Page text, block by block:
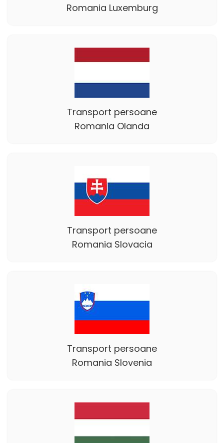
Romania Luxemburg
Transport persoane
Romania Olanda
Transport persoane
Romania Slovacia
Transport persoane
Romania Slovenia